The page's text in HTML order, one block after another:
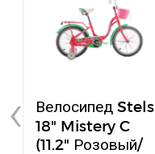
Велосипед Stels
18" Mistery C
(11.2" Розовый/
‹